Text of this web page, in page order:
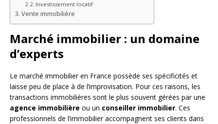
Investissement locatif
Vente immobilière
Marché immobilier : un domaine
d’experts
Le marché immobilier en France possède ses spécificités et
laisse peu de place à de l’improvisation. Pour ces raisons, les
transactions immobilières sont le plus souvent gérées par une
agence immobilière ou un conseiller immobilier. Ces
professionnels de l’immobilier accompagnent ses clients dans